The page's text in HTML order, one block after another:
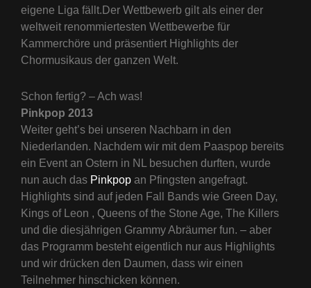
eigene Liga fällt.Der Wettbewerb gilt als einer der
weltweit renommiertesten Wettbewerbe für
Kammerchöre und präsentiert Highlights der
Chormusikaus der ganzen Welt.
Schon fertig? – Ach was!
Pinkpop 2013
Weiter geht’s bei unseren Nachbarn in den
Niederlanden. Nachdem wir mit dem Paaspop bereits
ein Event an Ostern in NL besuchen durften, wurde
nun auch das Pinkpop an Pfingsten angefragt.
Highlights sind auf jeden Fall Bands wie Green Day,
Kings of Leon , Queens of the Stone Age, The Killers
und die diesjährigen Grammy Abräumer fun. – aber
das Programm besteht eigentlich nur aus Highlights
und wir drücken den Daumen, dass wir einen
Teilnehmer hinschicken können.